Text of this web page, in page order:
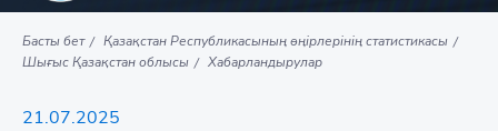
Басты бет
Қазақстан Республикасының өңірлерінің статистикасы
Шығыс Қазақстан облысы
Хабарландырулар
21.07.2025